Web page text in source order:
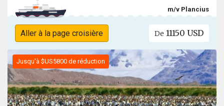
m/v Plancius
Aller à la page croisière De 11150 USD
Jusqu'à $US5800 de réduction